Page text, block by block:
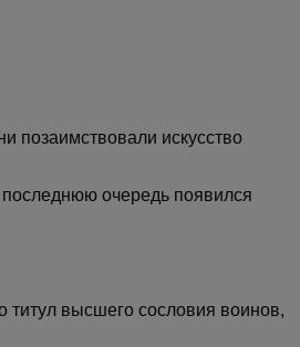
позаимствовали искусство
очередь появился
титул высшего сословия воинов,